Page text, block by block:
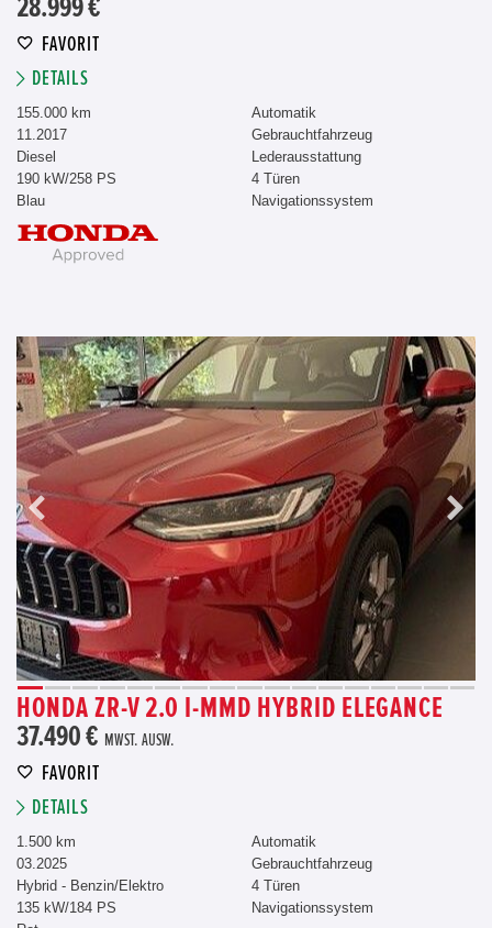
28.999 €
FAVORIT
DETAILS
155.000 km
11.2017
Diesel
190 kW/258 PS
Blau
Automatik
Gebrauchtfahrzeug
Lederausstattung
4 Türen
Navigationssystem
HONDA ZR-V 2.0 I-MMD HYBRID ELEGANCE
37.490 € MWST. AUSW.
FAVORIT
DETAILS
1.500 km
03.2025
Hybrid - Benzin/Elektro
135 kW/184 PS
Automatik
Gebrauchtfahrzeug
4 Türen
Navigationssystem